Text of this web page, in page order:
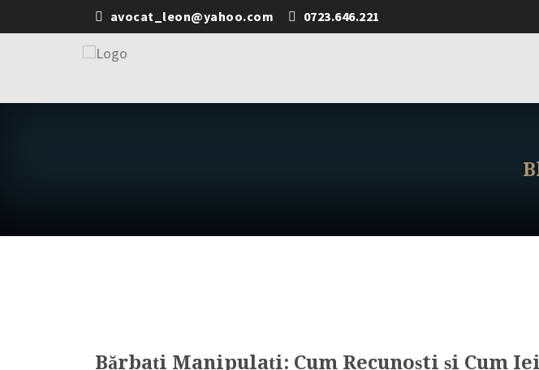
avocat_leon@yahoo.com 0723.646.221
Bărbați Manipulați: Cum Recunoști și Cum